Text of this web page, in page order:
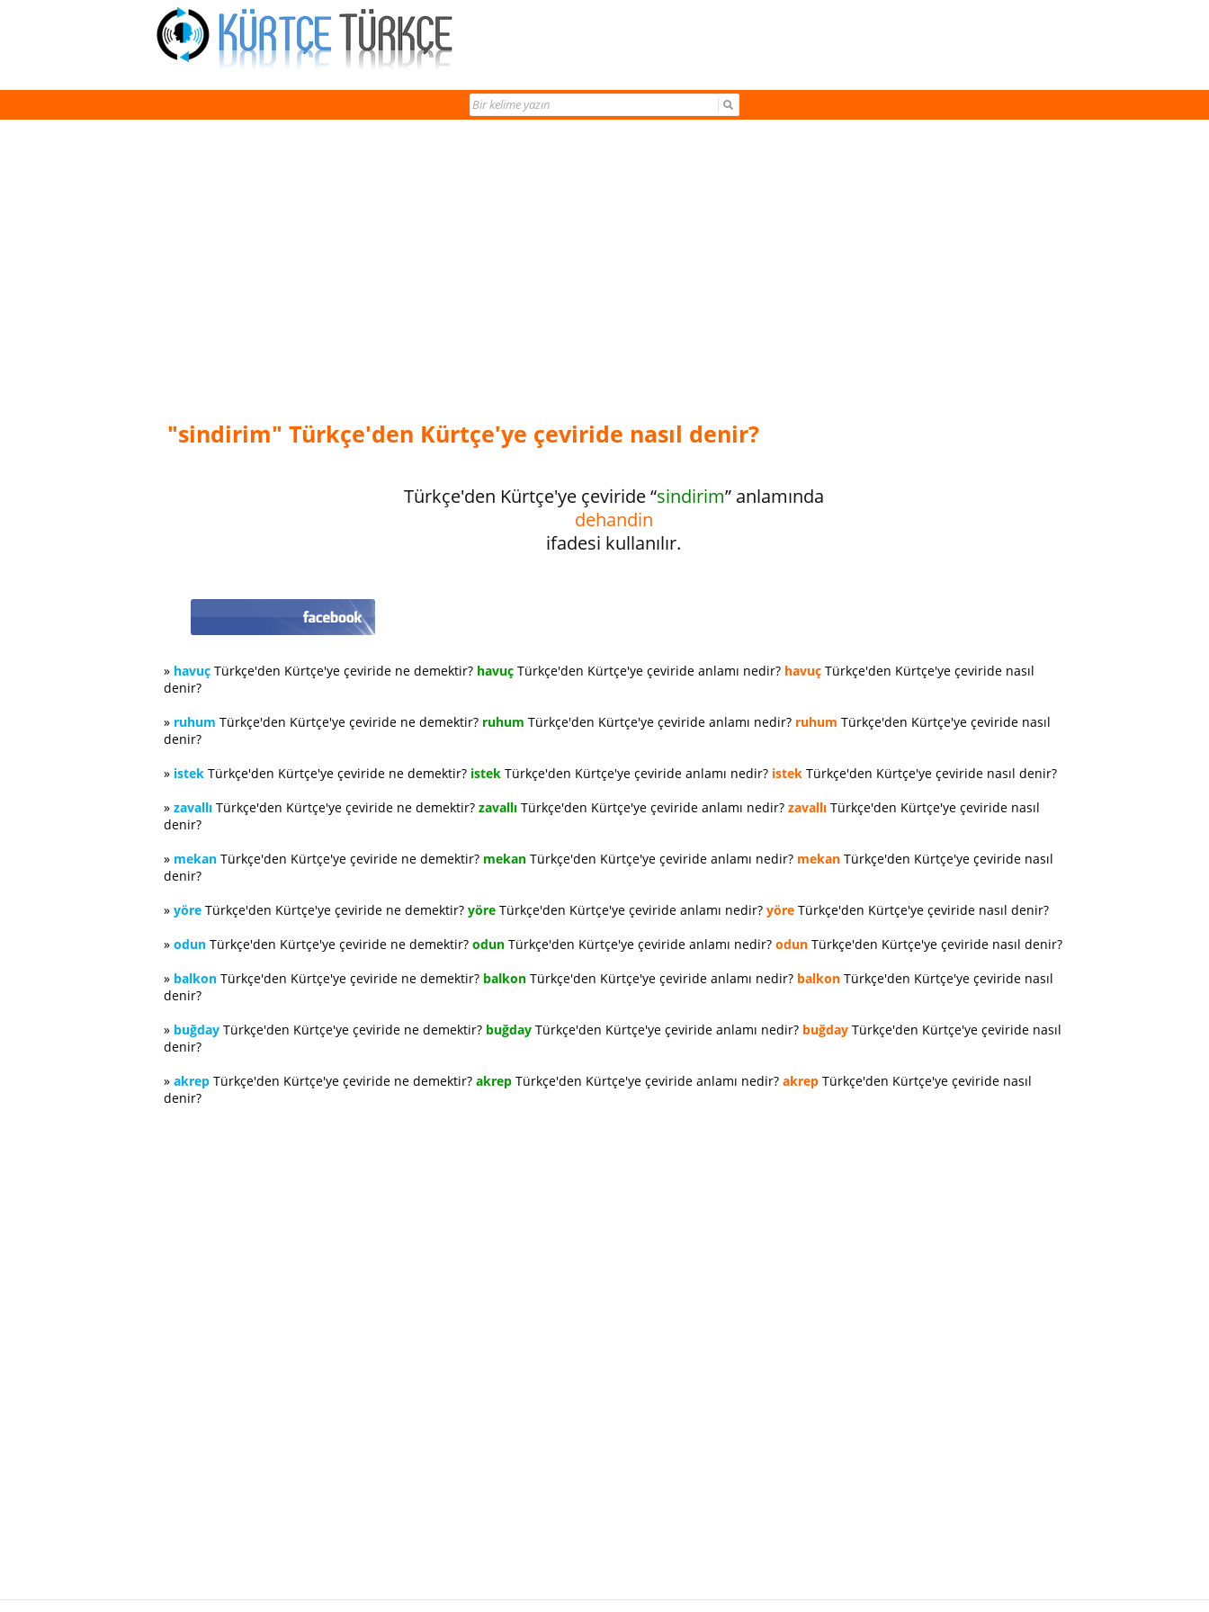
"sindirim" Türkçe'den Kürtçe'ye çeviride nasıl denir?
Türkçe'den Kürtçe'ye çeviride “sindirim” anlamında
dehandin
ifadesi kullanılır.
» havuç Türkçe'den Kürtçe'ye çeviride ne demektir? havuç Türkçe'den Kürtçe'ye çeviride anlamı nedir? havuç Türkçe'den Kürtçe'ye çeviride nasıl
denir?
» ruhum Türkçe'den Kürtçe'ye çeviride ne demektir? ruhum Türkçe'den Kürtçe'ye çeviride anlamı nedir? ruhum Türkçe'den Kürtçe'ye çeviride nasıl
denir?
» istek Türkçe'den Kürtçe'ye çeviride ne demektir? istek Türkçe'den Kürtçe'ye çeviride anlamı nedir? istek Türkçe'den Kürtçe'ye çeviride nasıl denir?
» zavallı Türkçe'den Kürtçe'ye çeviride ne demektir? zavallı Türkçe'den Kürtçe'ye çeviride anlamı nedir? zavallı Türkçe'den Kürtçe'ye çeviride nasıl
denir?
» mekan Türkçe'den Kürtçe'ye çeviride ne demektir? mekan Türkçe'den Kürtçe'ye çeviride anlamı nedir? mekan Türkçe'den Kürtçe'ye çeviride nasıl
denir?
» yöre Türkçe'den Kürtçe'ye çeviride ne demektir? yöre Türkçe'den Kürtçe'ye çeviride anlamı nedir? yöre Türkçe'den Kürtçe'ye çeviride nasıl denir?
» odun Türkçe'den Kürtçe'ye çeviride ne demektir? odun Türkçe'den Kürtçe'ye çeviride anlamı nedir? odun Türkçe'den Kürtçe'ye çeviride nasıl denir?
» balkon Türkçe'den Kürtçe'ye çeviride ne demektir? balkon Türkçe'den Kürtçe'ye çeviride anlamı nedir? balkon Türkçe'den Kürtçe'ye çeviride nasıl
denir?
» buğday Türkçe'den Kürtçe'ye çeviride ne demektir? buğday Türkçe'den Kürtçe'ye çeviride anlamı nedir? buğday Türkçe'den Kürtçe'ye çeviride nasıl
denir?
» akrep Türkçe'den Kürtçe'ye çeviride ne demektir? akrep Türkçe'den Kürtçe'ye çeviride anlamı nedir? akrep Türkçe'den Kürtçe'ye çeviride nasıl
denir?